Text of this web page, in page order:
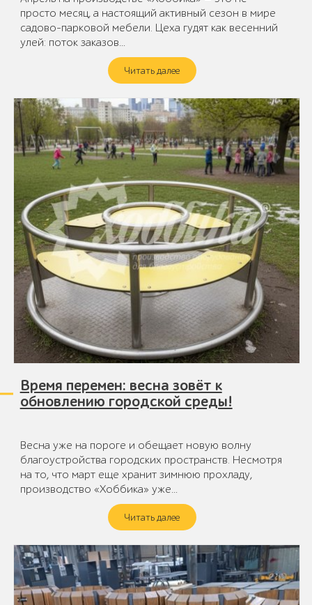
просто месяц, а настоящий активный сезон в мире
садово-парковой мебели. Цеха гудят как весенний
улей: поток заказов…
Читать далее
Время перемен: весна зовёт к
обновлению городской среды!
Весна уже на пороге и обещает новую волну
благоустройства городских пространств. Несмотря
на то, что март еще хранит зимнюю прохладу,
производство «Хоббика» уже…
Читать далее